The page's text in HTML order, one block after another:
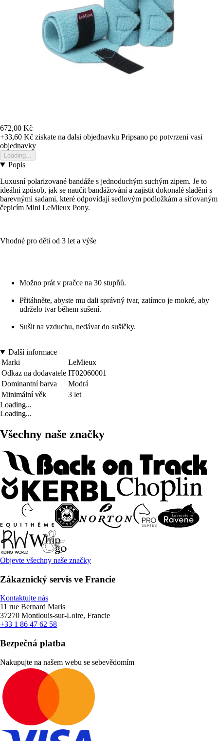
672,00 Kč
+33,60 Kč ziskate na dalsi objednavku Pripsano po potvrzeni vasi
objednavky
Loading...
Popis
Luxusní polarizované bandáže s jednoduchým suchým zipem. Je to
ideální způsob, jak se naučit bandážování a zajistit dokonalé sladění s
barevnými sadami, které odpovídají sedlovým podložkám a síťovaným
čepicím Mini LeMieux Pony.
Vhodné pro děti od 3 let a výše
Možno prát v pračce na 30 stupňů.
Přitáhněte, abyste mu dali správný tvar, zatímco je mokré, aby
udrželo tvar během sušení.
Sušit na vzduchu, nedávat do sušičky.
Další informace
Marki
LeMieux
Odkaz na dodavatele IT02060001
Dominantní barva
Modrá
Minimální věk
3 let
Loading...
Loading...
Všechny naše značky
Objevte všechny naše značky
Zákaznický servis ve Francie
Kontaktujte nás
11 rue Bernard Maris
37270 Montlouis-sur-Loire, Francie
+33 1 86 47 62 58
Bezpečná platba
Nakupujte na našem webu se sebevědomím